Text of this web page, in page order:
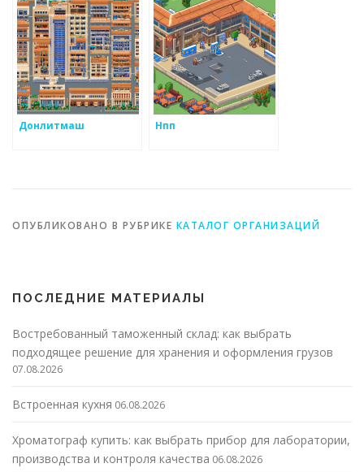
Донлитмаш Нпп
ОПУБЛИКОВАНО В РУБРИКЕ КАТАЛОГ ОРГАНИЗАЦИЙ
ПОСЛЕДНИЕ МАТЕРИАЛЫ
Востребованный таможенный склад: как выбрать
подходящее решение для хранения и оформления грузов
07.08.2026
Встроенная кухня 06.08.2026
Хроматограф купить: как выбрать прибор для лаборатории,
производства и контроля качества 06.08.2026